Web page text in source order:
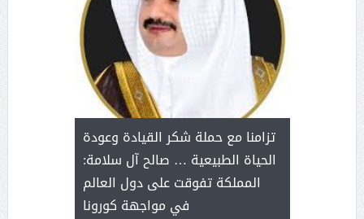
مع
بنت
تزامنا مع حملة شكر القيادة وعودة
الحياة الطبيعية … صالح آل سلامة:
المملكة تفوقت على دول العالم
في مواجهة كورونا
آل شرمه:
على برامج
هي أساس